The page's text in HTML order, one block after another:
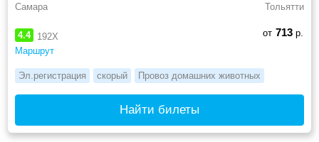
4.4
192Х
Маршрут
Самара Тольятти
от 713р.
Эл.регистрация скорый Провоз домашних животных
Найти билеты